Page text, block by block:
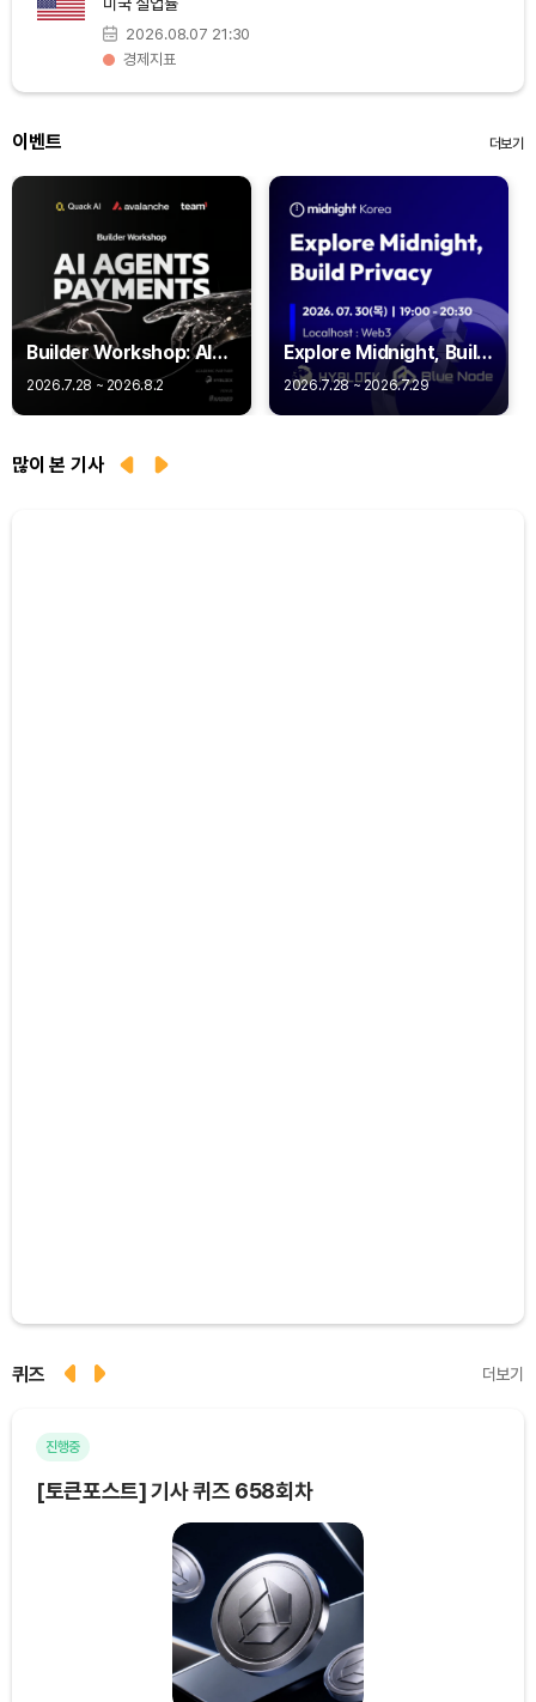
2026.08.07 21:30
경제지표
이벤트 더보기
Builder Workshop: AI
Agent Payments -
2026.7.28 ~ 2026.8.2
Explore Midnight, Build
Privacy
2026.7.28 ~ 2026.7.29
많이 본 기사
퀴즈 더보기
진행중
[토큰포스트] 기사 퀴즈 658회차